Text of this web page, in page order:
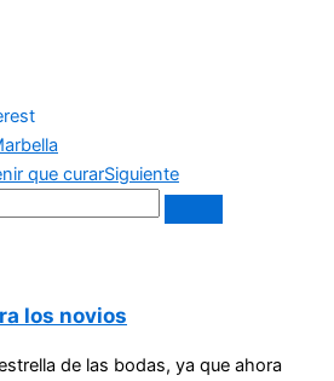
que curarSiguiente
los novios
de las bodas, ya que ahora